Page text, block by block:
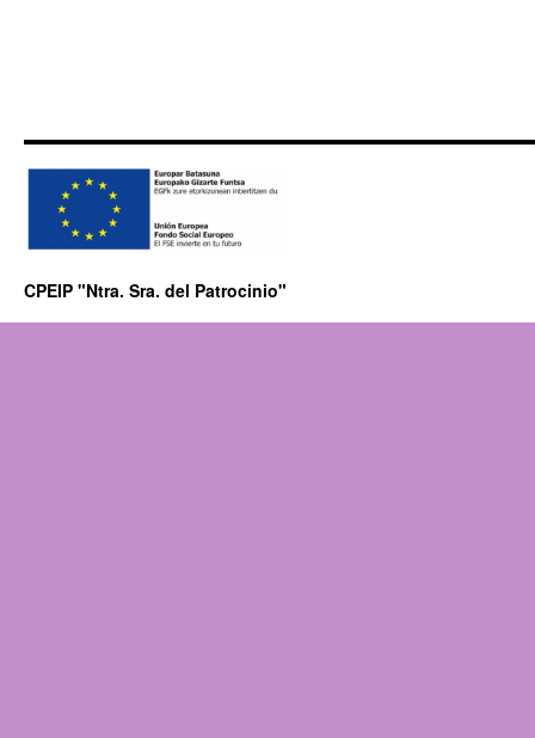
CPEIP "Ntra. Sra. del Patrocinio"